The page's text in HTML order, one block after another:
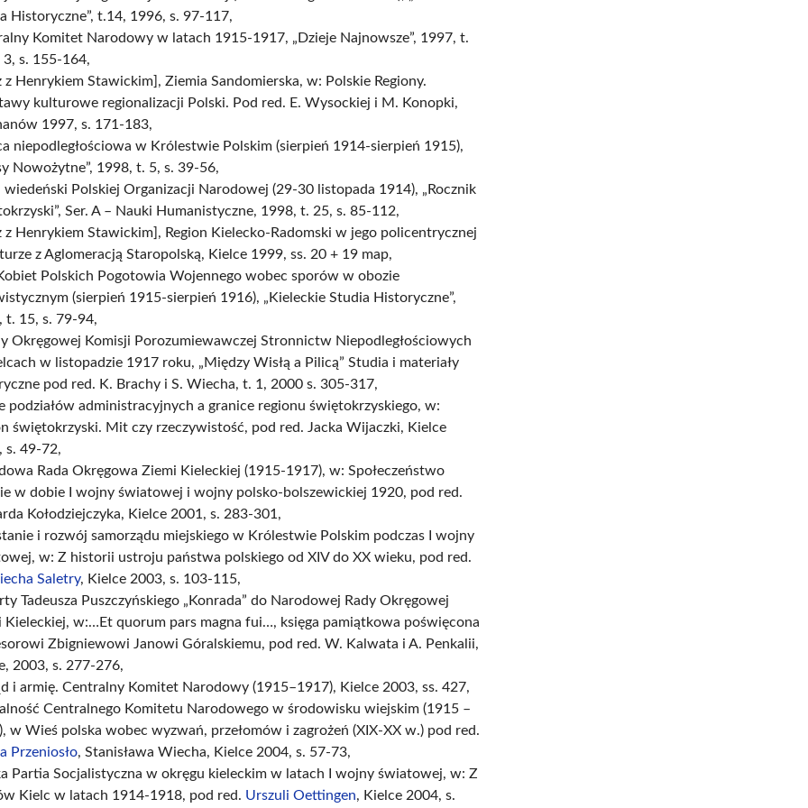
Historyczne”, t.14, 1996, s. 97-117,
Komitet Narodowy w latach 1915-1917, „Dzieje Najnowsze”, 1997, t.
3, s. 155-164,
z Henrykiem Stawickim], Ziemia Sandomierska, w: Polskie Regiony.
kulturowe regionalizacji Polski. Pod red. E. Wysockiej i M. Konopki,
1997, s. 171-183,
niepodległościowa w Królestwie Polskim (sierpień 1914-sierpień 1915),
Nowożytne”, 1998, t. 5, s. 39-56,
wiedeński Polskiej Organizacji Narodowej (29-30 listopada 1914), „Rocznik
Ser. A – Nauki Humanistyczne, 1998, t. 25, s. 85-112,
z Henrykiem Stawickim], Region Kielecko-Radomski w jego policentrycznej
z Aglomeracją Staropolską, Kielce 1999, ss. 20 + 19 map,
Polskich Pogotowia Wojennego wobec sporów w obozie
(sierpień 1915-sierpień 1916), „Kieleckie Studia Historyczne”,
t. 15, s. 79-94,
Okręgowej Komisji Porozumiewawczej Stronnictw Niepodległościowych
w listopadzie 1917 roku, „Między Wisłą a Pilicą” Studia i materiały
pod red. K. Brachy i S. Wiecha, t. 1, 2000 s. 305-317,
podziałów administracyjnych a granice regionu świętokrzyskiego, w:
świętokrzyski. Mit czy rzeczywistość, pod red. Jacka Wijaczki, Kielce
s. 49-72,
Rada Okręgowa Ziemi Kieleckiej (1915-1917), w: Społeczeństwo
w dobie I wojny światowej i wojny polsko-bolszewickiej 1920, pod red.
Kołodziejczyka, Kielce 2001, s. 283-301,
i rozwój samorządu miejskiego w Królestwie Polskim podczas I wojny
w: Z historii ustroju państwa polskiego od XIV do XX wieku, pod red.
Saletry, Kielce 2003, s. 103-115,
Tadeusza Puszczyńskiego „Konrada” do Narodowej Rady Okręgowej
Kieleckiej, w:…Et quorum pars magna fui…, księga pamiątkowa poświęcona
Zbigniewowi Janowi Góralskiemu, pod red. W. Kalwata i A. Penkalii,
2003, s. 277-276,
i armię. Centralny Komitet Narodowy (1915–1917), Kielce 2003, ss. 427,
Centralnego Komitetu Narodowego w środowisku wiejskim (1915 –
w Wieś polska wobec wyzwań, przełomów i zagrożeń (XIX-XX w.) pod red.
Przeniosło, Stanisława Wiecha, Kielce 2004, s. 57-73,
Partia Socjalistyczna w okręgu kieleckim w latach I wojny światowej, w: Z
Kielc w latach 1914-1918, pod red. Urszuli Oettingen, Kielce 2004, s.